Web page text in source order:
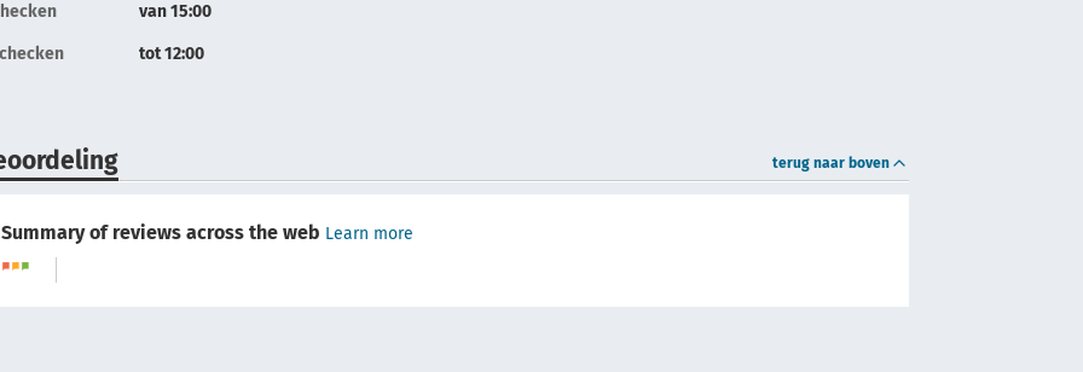
van 15:00
tot 12:00
terug naar boven
Summary of reviews across the web Learn more